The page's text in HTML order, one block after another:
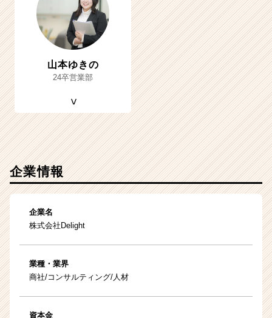
山本ゆきの
24卒営業部
企業情報
企業名
株式会社Delight
業種・業界
商社/コンサルティング/人材
資本金